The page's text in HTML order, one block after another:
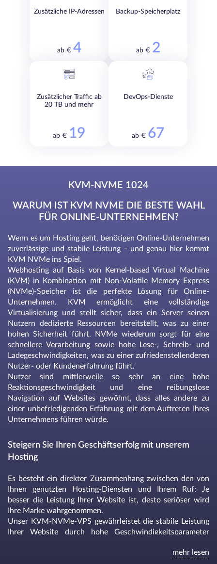
Zusätzliche IP-Adressen
ab € 4
Backup-Speicherplatz
ab € 2
Zusätzlicher Traffic ab
20 TB und mehr
ab € 19
DevOps-Dienste
ab € 67
KVM-NVME 1024
WARUM IST KVM NVME DIE BESTE WAHL
FÜR ONLINE-UNTERNEHMEN?
Wenn es um Hosting geht, benötigen Online-Unternehmen
zuverlässige und stabile Leistung – und genau hier kommt
KVM NVMe ins Spiel.
Webhosting auf Basis von Kernel-based Virtual Machine
(KVM) in Kombination mit Non-Volatile Memory Express
(NVMe)-Speicher ist die perfekte Lösung für Online-
Unternehmen. KVM ermöglicht eine vollständige
Virtualisierung und stellt sicher, dass ein Server seinen
Nutzern dedizierte Ressourcen bereitstellt, was zu einer
hohen Sicherheit führt. NVMe wiederum sorgt für eine
schnellere Verarbeitung sowie hohe Lese-, Schreib- und
Ladegeschwindigkeiten, was zu einer zufriedenstellenderen
Nutzer- oder Kundenerfahrung führt.
Nutzer sind mittlerweile so sehr an eine hohe
Reaktionsgeschwindigkeit und eine reibungslose
Navigation auf Websites gewöhnt, dass alles andere zu
einer unbefriedigenden Erfahrung mit dem Auftreten Ihres
Unternehmens führen würde.
Steigern Sie Ihren Geschäftserfolg mit unserem
Hosting
Es besteht ein direkter Zusammenhang zwischen den von
Ihnen genutzten Hosting-Diensten und Ihrem Ruf: Je
besser die Leistung Ihrer Website ist, desto seriöser wird
Ihre Marke wahrgenommen.
Unser KVM-NVMe-VPS gewährleistet die stabile Leistung
Ihrer Website durch hohe Geschwindigkeitsparameter
Lastbewältigung, verkürzter Server-Reaktionszeiten,
mehr lesen